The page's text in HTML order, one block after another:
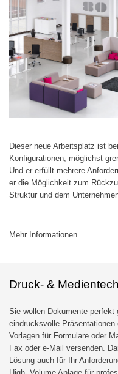
Dieser neue Arbeitsplatz ist
Konfigurationen, möglichst
Und er erfüllt mehrere
er die Möglichkeit zum
Struktur und dem
Mehr Informationen
Druck- &
Sie wollen Dokumente
eindrucksvolle
Vorlagen für Formulare oder
Fax oder e-Mail versenden.
Lösung auch für Ihr